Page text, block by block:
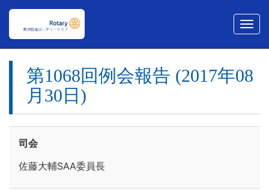
メ
ニ
ュ
第1068回例会報告 (2017年08
月30日)
司会
佐藤大輔SAA委員長